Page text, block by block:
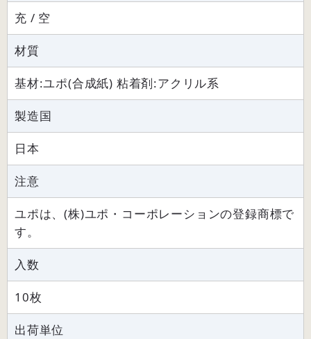
充 / 空
材質
基材:ユポ(合成紙) 粘着剤:アクリル系
製造国
日本
注意
ユポは、(株)ユポ・コーポレーションの登録商標で
す。
入数
10枚
出荷単位